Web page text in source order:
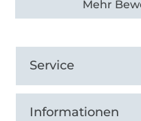
Alle 82968
Service
Informationen